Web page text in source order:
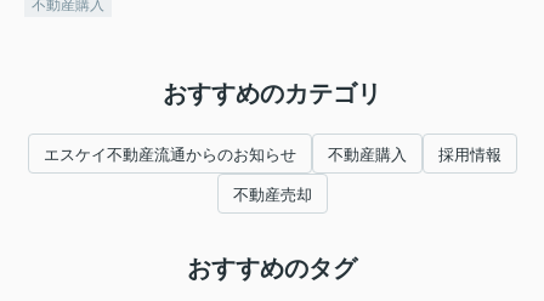
不動産購入
おすすめのカテゴリ
エスケイ不動産流通からのお知らせ 不動産購入 採用情報
不動産売却
おすすめのタグ